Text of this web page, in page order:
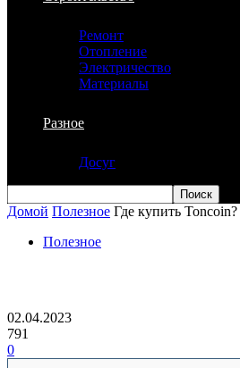
Ремонт
Отопление
Электричество
Материалы
Разное
Досуг
Домой Полезное Где купить Toncoin?
Полезное
02.04.2023
791
0